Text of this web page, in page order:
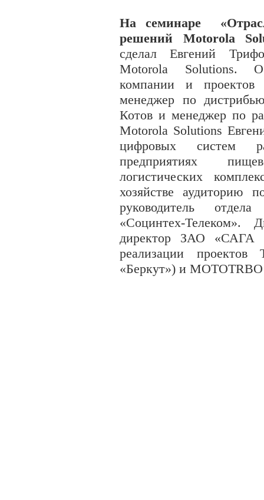
На семинаре
решений Motorola
сделал Евгений
Motorola Solutions.
компании и проектов
менеджер по
Котов и менеджер по
Motorola Solutions
цифровых систем
предприятиях
логистических
хозяйстве аудиторию
руководитель
«Социнтех-Телеком».
директор ЗАО
реализации проектов
«Беркут») и